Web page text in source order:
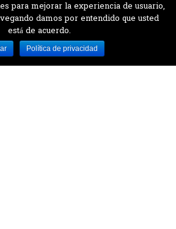
para mejorar la experiencia de usuario,
damos por entendido que usted
está de acuerdo.
Política de privacidad